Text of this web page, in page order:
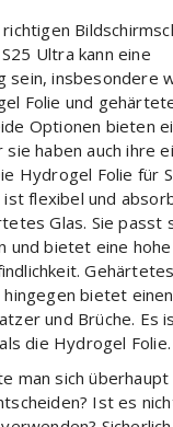
Ultra kann eine
sein, insbesondere
Folie und
Optionen bieten
sie haben auch ihre
Hydrogel Folie für
ist flexibel und
Glas. Sie passt
und bietet eine hohe
hingegen bietet
und Brüche. Es
die Hydrogel Folie.
man sich überhaupt
Ist es